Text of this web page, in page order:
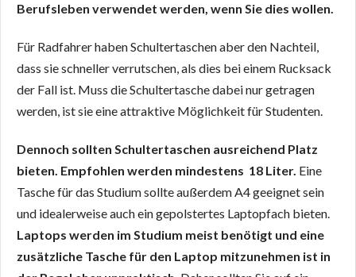
Berufsleben verwendet werden, wenn Sie dies wollen.
Für Radfahrer haben Schultertaschen aber den Nachteil,
dass sie schneller verrutschen, als dies bei einem Rucksack
der Fall ist. Muss die Schultertasche dabei nur getragen
werden, ist sie eine attraktive Möglichkeit für Studenten.
Dennoch sollten Schultertaschen ausreichend Platz
bieten. Empfohlen werden mindestens 18 Liter. Eine
Tasche für das Studium sollte außerdem A4 geeignet sein
und idealerweise auch ein gepolstertes Laptopfach bieten.
Laptops werden im Studium meist benötigt und eine
zusätzliche Tasche für den Laptop mitzunehmen ist in